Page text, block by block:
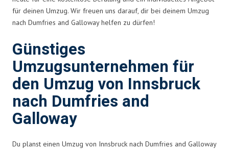
für deinen Umzug. Wir freuen uns darauf, dir bei deinem Umzug
nach Dumfries and Galloway helfen zu dürfen!
Günstiges
Umzugsunternehmen für
den Umzug von Innsbruck
nach Dumfries and
Galloway
Du planst einen Umzug von Innsbruck nach Dumfries and Galloway